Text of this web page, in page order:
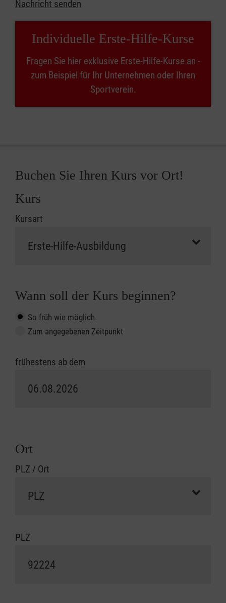
Nachricht senden
Individuelle Erste-Hilfe-Kurse
Fragen Sie hier exklusive Erste-Hilfe-Kurse an -
zum Beispiel für Ihr Unternehmen oder Ihren
Sportverein.
Buchen Sie Ihren Kurs vor Ort!
Kurs
Kursart
Wann soll der Kurs beginnen?
So früh wie möglich
Zum angegebenen Zeitpunkt
frühestens ab dem
Ort
PLZ / Ort
PLZ